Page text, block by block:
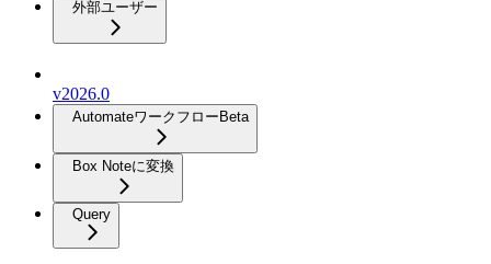
外部ユーザー
v2026.0
Automateワークフロー Beta
Box Noteに変換
Query